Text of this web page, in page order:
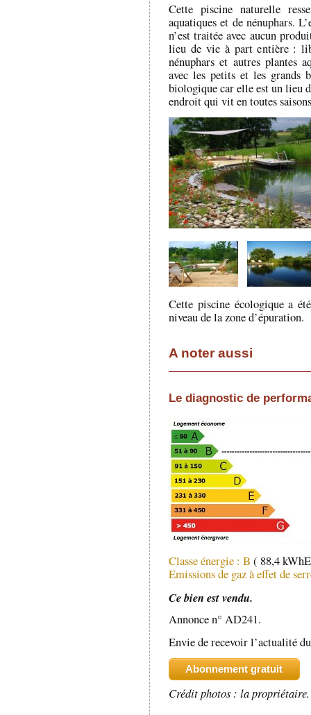
Cette piscine naturelle
aquatiques et de nénuphars.
n’est traitée avec aucun
lieu de vie à part entière :
nénuphars et autres plantes
avec les petits et les grands
biologique car elle est un lieu
endroit qui vit en toutes
Cette piscine écologique a
niveau de la zone d’épuration.
A noter aussi
Le diagnostic de
Classe énergie : B ( 88,4
Emissions de gaz à effet de
Ce bien est vendu.
Annonce n° AD241.
Envie de recevoir l’actualité
Abonnement gratuit
Crédit photos : la propriétaire.